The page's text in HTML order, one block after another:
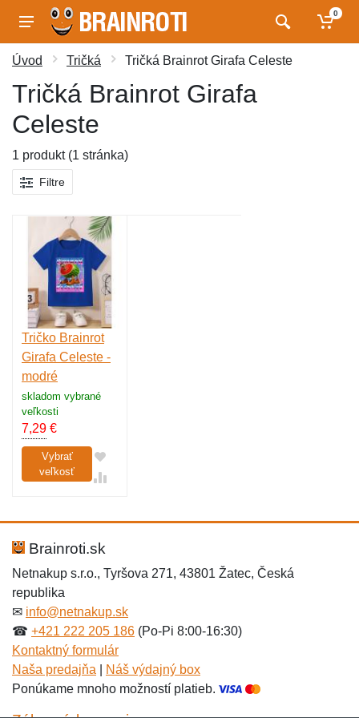
0
Úvod Tričká Tričká Brainrot Girafa Celeste
Tričká Brainrot Girafa
Celeste
1 produkt (1 stránka)
Filtre
Tričko Brainrot
Girafa Celeste -
modré
skladom vybrané
veľkosti
7,29 €
Vybrať
veľkosť
Brainroti.sk
Netnakup s.r.o., Tyršova 271, 43801 Žatec, Česká
republika
✉ info@netnakup.sk
☎ +421 222 205 186 (Po-Pi 8:00-16:30)
Kontaktný formulár
Naša predajňa
Náš výdajný box
Ponúkame mnoho možností platieb.